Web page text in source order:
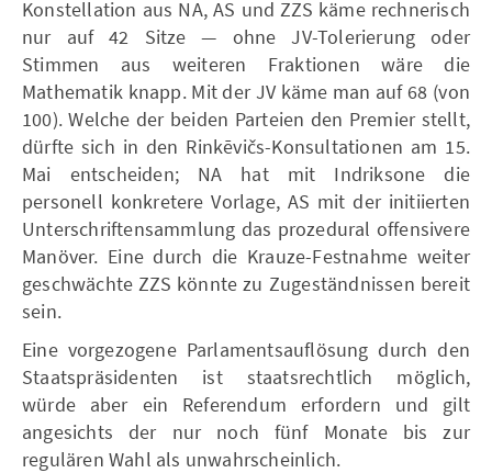
Konstellation aus NA, AS und ZZS käme rechnerisch
nur auf 42 Sitze — ohne JV-Tolerierung oder
Stimmen aus weiteren Fraktionen wäre die
Mathematik knapp. Mit der JV käme man auf 68 (von
100). Welche der beiden Parteien den Premier stellt,
dürfte sich in den Rinkēvičs-Konsultationen am 15.
Mai entscheiden; NA hat mit Indriksone die
personell konkretere Vorlage, AS mit der initiierten
Unterschriftensammlung das prozedural offensivere
Manöver. Eine durch die Krauze-Festnahme weiter
geschwächte ZZS könnte zu Zugeständnissen bereit
sein.
Eine vorgezogene Parlamentsauflösung durch den
Staatspräsidenten ist staatsrechtlich möglich,
würde aber ein Referendum erfordern und gilt
angesichts der nur noch fünf Monate bis zur
regulären Wahl als unwahrscheinlich.